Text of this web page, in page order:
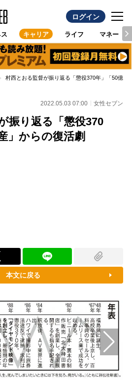
ログイン
キャリア ライフ マネー
村西とおる監督が振り返る「懲役370年」「50億円
2022.05.03 07:00 女性セブン
振り返る「懲役370
」からの復活劇
本文に戻る